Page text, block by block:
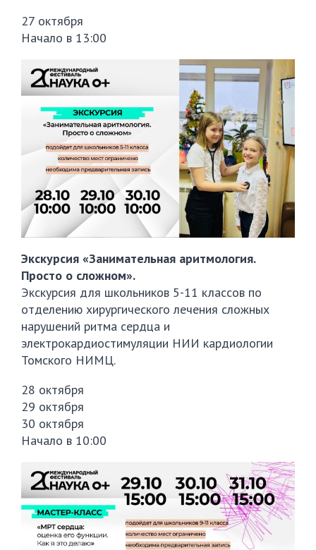
27 октября
Начало в 13:00
Экскурсия «Занимательная аритмология.
Просто о сложном».
Экскурсия для школьников 5-11 классов по
отделению хирургического лечения сложных
нарушений ритма сердца и
электрокардиостимуляции НИИ кардиологии
Томского НИМЦ.
28 октября
29 октября
30 октября
Начало в 10:00